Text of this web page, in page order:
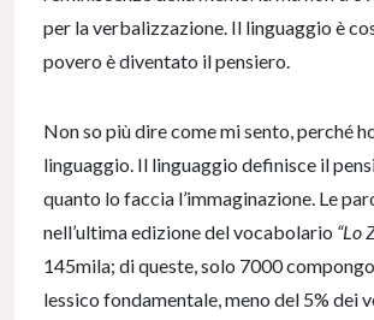
per la verbalizzazione. Il linguaggio è
povero è diventato il pensiero.
Non so più dire come mi sento, perché
linguaggio. Il linguaggio definisce il
quanto lo faccia l’immaginazione. Le
nell’ultima edizione del vocabolario “Lo
145mila; di queste, solo 7000
lessico fondamentale, meno del 5% dei